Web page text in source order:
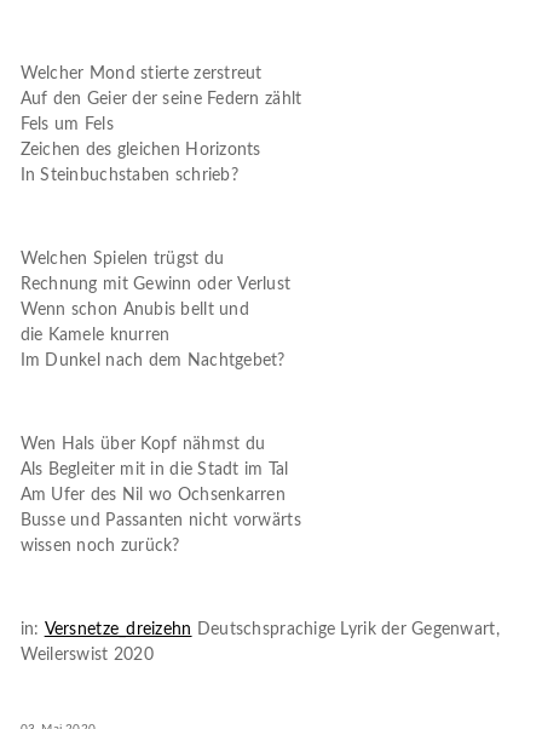
Welcher Mond stierte zerstreut
Auf den Geier der seine Federn zählt
Fels um Fels
Zeichen des gleichen Horizonts
In Steinbuchstaben schrieb?
Welchen Spielen trügst du
Rechnung mit Gewinn oder Verlust
Wenn schon Anubis bellt und
die Kamele knurren
Im Dunkel nach dem Nachtgebet?
Wen Hals über Kopf nähmst du
Als Begleiter mit in die Stadt im Tal
Am Ufer des Nil wo Ochsenkarren
Busse und Passanten nicht vorwärts
wissen noch zurück?
in: Versnetze_dreizehn Deutschsprachige Lyrik der Gegenwart,
Weilerswist 2020